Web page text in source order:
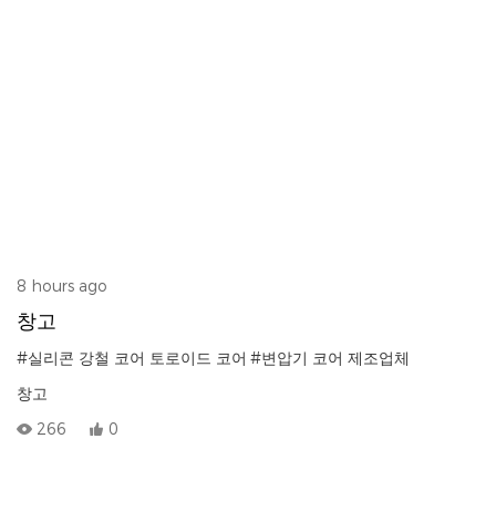
8 hours ago
창고
#실리콘 강철 코어 토로이드 코어 #변압기 코어 제조업체
창고
266
0